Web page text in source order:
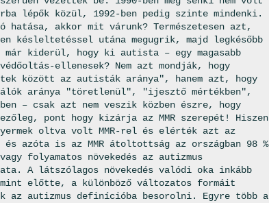
lépők közül, 1992-ben pedig szinte mindenki.
hatása, akkor mit várunk? Természetesen azt,
késleltetéssel utána megugrik, majd legkésőbb
kiderül, hogy ki autista – egy magasabb
ellenesek? Nem azt mondják, hogy
között az autisták aránya", hanem azt, hogy
aránya "töretlenül", "ijesztő mértékben",
– csak azt nem veszik közben észre, hogy
pont hogy kizárja az MMR szerepét! Hiszen
oltva volt MMR-rel és elérték azt az
azóta is az MMR átoltottság az országban 98 %
folyamatos növekedés az autizmus
A látszólagos növekedés valódi oka inkább
előtte, a különböző változatos formáit
az autizmus definícióba besorolni. Egyre több a